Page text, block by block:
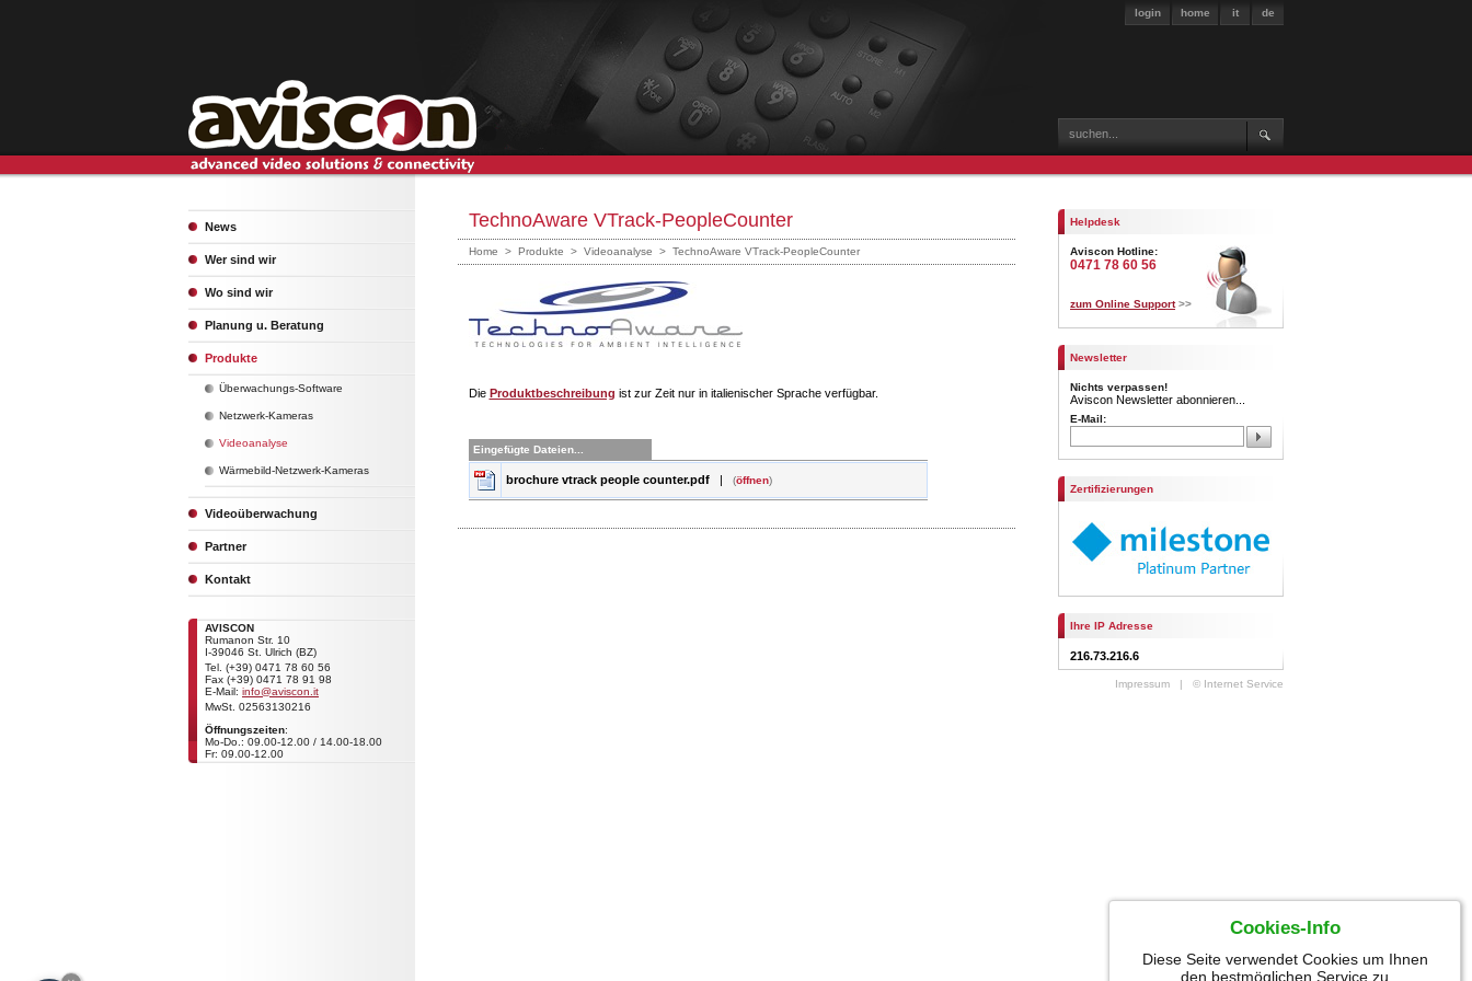
login home it de
News
Wer sind wir
Wo sind wir
Planung u. Beratung
Produkte
Überwachungs-Software
Netzwerk-Kameras
Videoanalyse
Wärmebild-Netzwerk-Kameras
Videoüberwachung
Partner
Kontakt
AVISCON
Rumanon Str. 10
I-39046 St. Ulrich (BZ)
Tel. (+39) 0471 78 60 56
Fax (+39) 0471 78 91 98
E-Mail: info@aviscon.it
MwSt. 02563130216
Öffnungszeiten:
Mo-Do.: 09.00-12.00 / 14.00-18.00
Fr: 09.00-12.00
TechnoAware VTrack-PeopleCounter
Home > Produkte > Videoanalyse > TechnoAware VTrack-PeopleCounter
Die Produktbeschreibung ist zur Zeit nur in italienischer Sprache verfügbar.
Eingefügte Dateien...
brochure vtrack people counter.pdf| (öffnen)
Helpdesk
Aviscon Hotline:
0471 78 60 56
zum Online Support>>
Newsletter
Nichts verpassen!
Aviscon Newsletter abonnieren...
E-Mail:
Zertifizierungen
Ihre IP Adresse
216.73.216.6
Impressum | © Internet Service
Cookies-Info
Diese Seite verwendet Cookies um Ihnen
den bestmöglichen Service zu